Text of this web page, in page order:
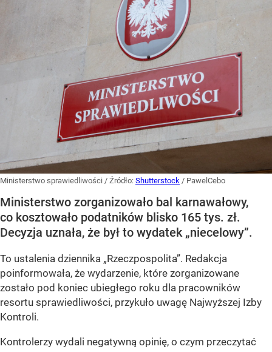
Ministerstwo sprawiedliwości / Źródło: Shutterstock / PawelCebo
Ministerstwo zorganizowało bal karnawałowy,
co kosztowało podatników blisko 165 tys. zł.
Decyzja uznała, że był to wydatek „niecelowy”.
To ustalenia dziennika „Rzeczpospolita”. Redakcja
poinformowała, że wydarzenie, które zorganizowane
zostało pod koniec ubiegłego roku dla pracowników
resortu sprawiedliwości, przykuło uwagę Najwyższej Izby
Kontroli.
Kontrolerzy wydali negatywną opinię, o czym przeczytać